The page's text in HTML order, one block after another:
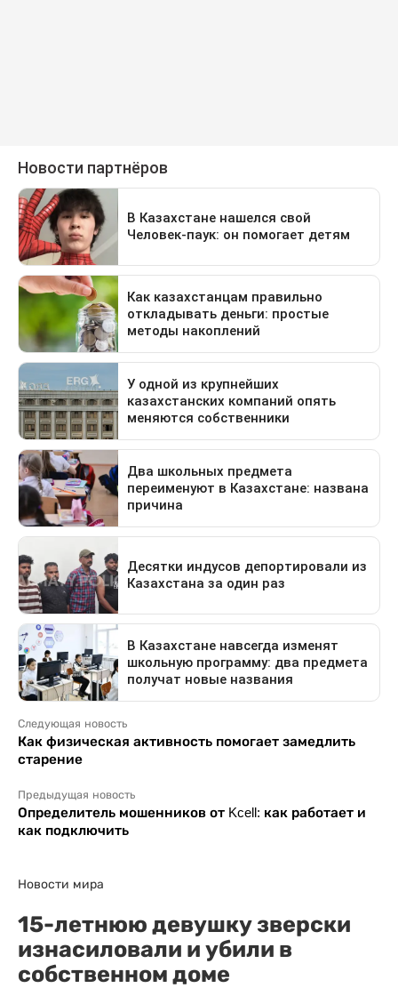
Следующая новость
Как физическая активность помогает замедлить
старение
Предыдущая новость
Определитель мошенников от Kcell: как работает и
как подключить
Новости мира
15-летнюю девушку зверски
изнасиловали и убили в
собственном доме